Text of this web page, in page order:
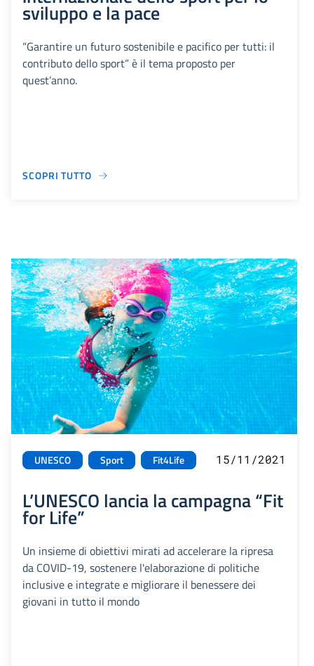
sviluppo e la pace
“Garantire un futuro sostenibile e pacifico per tutti: il
contributo dello sport” è il tema proposto per
quest’anno.
SCOPRI TUTTO
UNESCO Sport Fit4Life 15/11/2021
L’UNESCO lancia la campagna “Fit
for Life”
Un insieme di obiettivi mirati ad accelerare la ripresa
da COVID-19, sostenere l'elaborazione di politiche
inclusive e integrate e migliorare il benessere dei
giovani in tutto il mondo